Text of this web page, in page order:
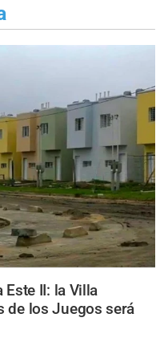
Este II: la Villa
de los Juegos será